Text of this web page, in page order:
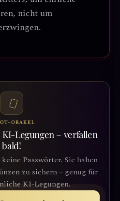
nicht um
ORAKEL
KI-Legungen – verfallen
bald!
Passwörter. Sie haben
zu sichern – genug für
KI-Legungen.